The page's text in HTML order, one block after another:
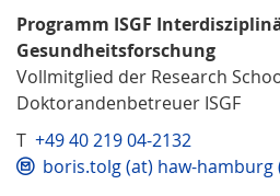
Programm ISGF
Gesundheitsforschung
Vollmitglied der Research
Doktorandenbetreuer ISGF
T +49 40 219 04-2132
boris.tolg (at) haw-hamburg